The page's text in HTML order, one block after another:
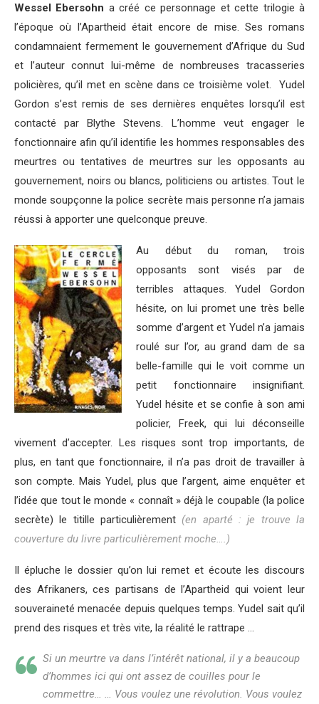
Wessel Ebersohn a créé ce personnage et cette trilogie à
l’époque où l’Apartheid était encore de mise. Ses romans
condamnaient fermement le gouvernement d’Afrique du Sud
et l’auteur connut lui-même de nombreuses tracasseries
policières, qu’il met en scène dans ce troisième volet. Yudel
Gordon s’est remis de ses dernières enquêtes lorsqu’il est
contacté par Blythe Stevens. L’homme veut engager le
fonctionnaire afin qu’il identifie les hommes responsables des
meurtres ou tentatives de meurtres sur les opposants au
gouvernement, noirs ou blancs, politiciens ou artistes. Tout le
monde soupçonne la police secrète mais personne n’a jamais
réussi à apporter une quelconque preuve.
Au début du roman, trois
opposants sont visés par de
terribles attaques. Yudel Gordon
hésite, on lui promet une très belle
somme d’argent et Yudel n’a jamais
roulé sur l’or, au grand dam de sa
belle-famille qui le voit comme un
petit fonctionnaire insignifiant.
Yudel hésite et se confie à son ami
policier, Freek, qui lui déconseille
vivement d’accepter. Les risques sont trop importants, de
plus, en tant que fonctionnaire, il n’a pas droit de travailler à
son compte. Mais Yudel, plus que l’argent, aime enquêter et
l’idée que tout le monde « connaît » déjà le coupable (la police
secrète) le titille particulièrement (en aparté : je trouve la
couverture du livre particulièrement moche….)
Il épluche le dossier qu’on lui remet et écoute les discours
des Afrikaners, ces partisans de l’Apartheid qui voient leur
souveraineté menacée depuis quelques temps. Yudel sait qu’il
prend des risques et très vite, la réalité le rattrape …
Si un meurtre va dans l’intérêt national, il y a beaucoup
d’hommes ici qui ont assez de couilles pour le
commettre… … Vous voulez une révolution. Vous voulez